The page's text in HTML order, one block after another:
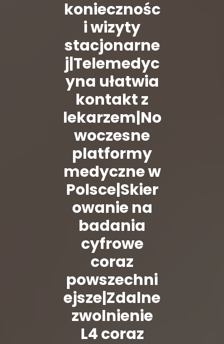
koniecznośc
i wizyty
stacjonarne
j|Telemedyc
yna ułatwia
kontakt z
lekarzem|No
woczesne
platformy
medyczne w
Polsce|Skier
owanie na
badania
cyfrowe
coraz
powszechni
ejsze|Zdalne
zwolnienie
L4 coraz